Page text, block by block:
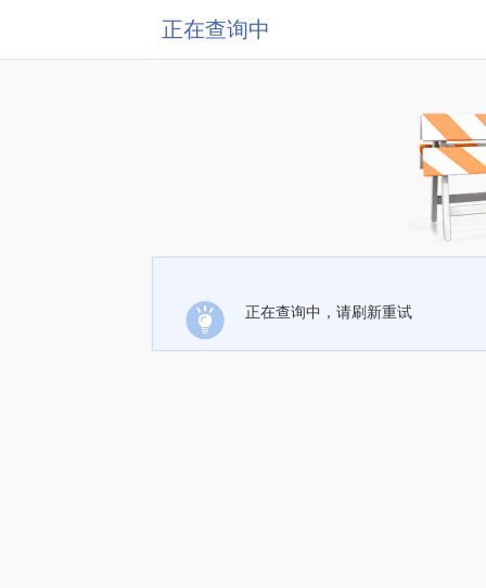
正在查询中
正在查询中，请刷新重试